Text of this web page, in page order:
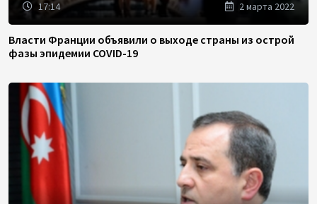
17:14 2 марта 2022
Власти Франции объявили о выходе страны из острой
фазы эпидемии COVID-19